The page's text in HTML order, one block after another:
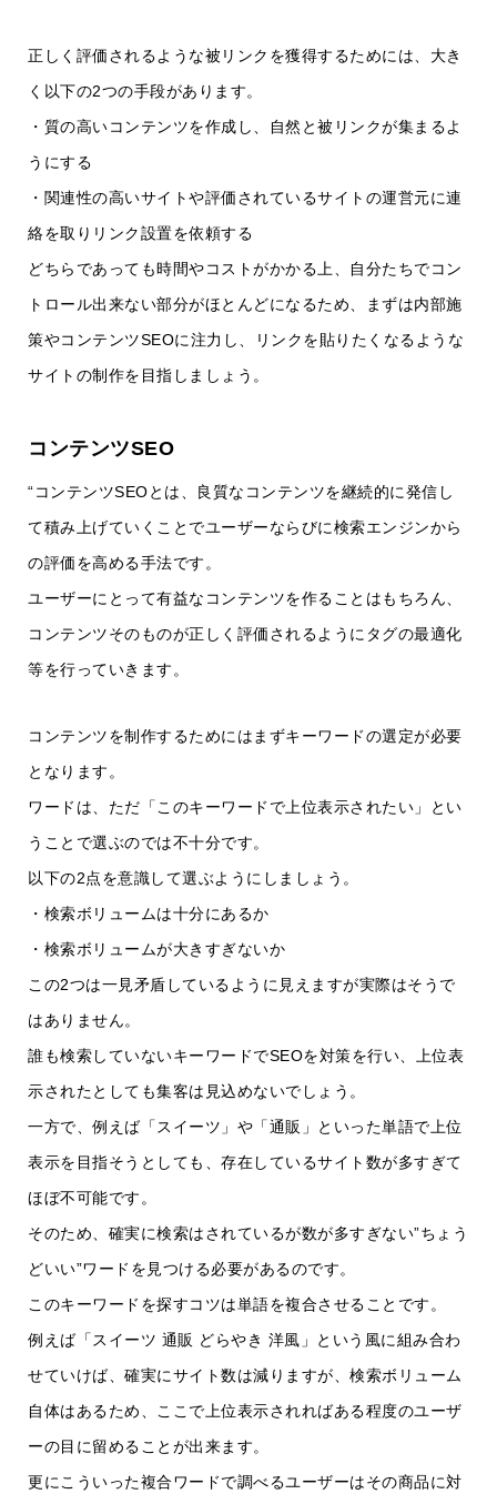
正しく評価されるような被リンクを獲得するためには、大き
く以下の2つの手段があります。
・質の高いコンテンツを作成し、自然と被リンクが集まるよ
うにする
・関連性の高いサイトや評価されているサイトの運営元に連
絡を取りリンク設置を依頼する
どちらであっても時間やコストがかかる上、自分たちでコン
トロール出来ない部分がほとんどになるため、まずは内部施
策やコンテンツSEOに注力し、リンクを貼りたくなるような
サイトの制作を目指しましょう。
コンテンツSEO
“コンテンツSEOとは、良質なコンテンツを継続的に発信し
て積み上げていくことでユーザーならびに検索エンジンから
の評価を高める手法です。
ユーザーにとって有益なコンテンツを作ることはもちろん、
コンテンツそのものが正しく評価されるようにタグの最適化
等を行っていきます。
コンテンツを制作するためにはまずキーワードの選定が必要
となります。
ワードは、ただ「このキーワードで上位表示されたい」とい
うことで選ぶのでは不十分です。
以下の2点を意識して選ぶようにしましょう。
・検索ボリュームは十分にあるか
・検索ボリュームが大きすぎないか
この2つは一見矛盾しているように見えますが実際はそうで
はありません。
誰も検索していないキーワードでSEOを対策を行い、上位表
示されたとしても集客は見込めないでしょう。
一方で、例えば「スイーツ」や「通販」といった単語で上位
表示を目指そうとしても、存在しているサイト数が多すぎて
ほぼ不可能です。
そのため、確実に検索はされているが数が多すぎない”ちょう
どいい”ワードを見つける必要があるのです。
このキーワードを探すコツは単語を複合させることです。
例えば「スイーツ 通販 どらやき 洋風」という風に組み合わ
せていけば、確実にサイト数は減りますが、検索ボリューム
自体はあるため、ここで上位表示されればある程度のユーザ
ーの目に留めることが出来ます。
更にこういった複合ワードで調べるユーザーはその商品に対